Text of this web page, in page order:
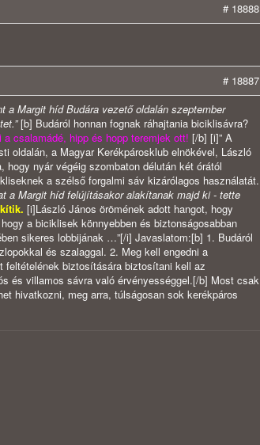
# 18888
# 18887
a Margit híd Budára vezető oldalán szeptember
[b] Budáról honnan fognak ráhajtania biciklisávra?
a csalamádé, hipp és hopp teremjek ott! [/b] [i]” A
oldalán, a Magyar Kerékpárosklub elnökével, László
nyár végéig szombaton délután két órától
a szélső forgalmi sáv kizárólagos használatát.
a Margit híd felújításakor alakítanak majd ki - tette
[i]László János örömének adott hangot, hogy
a biciklisek könnyebben és biztonságosabban
sikeres lobbijának …”[/i] Javaslatom:[b] 1. Budáról
és szalaggal. 2. Meg kell engedni a
feltételének biztosítására biztosítani kell az
és villamos sávra való érvényességgel.[/b] Most csak
hivatkozni, meg arra, túlságosan sok kerékpáros